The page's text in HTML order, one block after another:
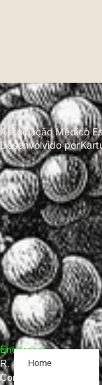
Home
Endereço:
R.
Conselheiro
Associação Médico
Desenvolvido por